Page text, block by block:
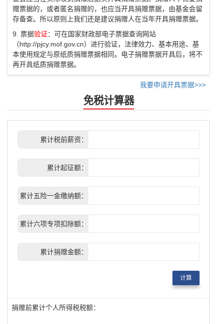
赠票据的，或者匿名捐赠的，也应当开具捐赠票据，由基金会留
存备查。所以原则上我们还是建议捐赠人在当年开具捐赠票据。
9. 票据验证：可在国家财政部电子票据查询网站
（http://pjcy.mof.gov.cn）进行验证，法律效力、基本用途、基
本使用规定与原纸质捐赠票据相同。电子捐赠票据开具后，将不
再开具纸质捐赠票据。
我要申请开具票据>>>
免税计算器
累计税前薪资：
累计起征额：
累计五险一金缴纳额：
累计六项专项扣除额：
累计捐赠金额：
计算
捐赠前累计个人所得税税额：